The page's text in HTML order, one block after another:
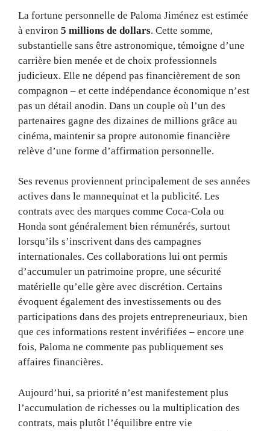
La fortune personnelle de Paloma Jiménez est estimée
à environ 5 millions de dollars. Cette somme,
substantielle sans être astronomique, témoigne d’une
carrière bien menée et de choix professionnels
judicieux. Elle ne dépend pas financièrement de son
compagnon – et cette indépendance économique n’est
pas un détail anodin. Dans un couple où l’un des
partenaires gagne des dizaines de millions grâce au
cinéma, maintenir sa propre autonomie financière
relève d’une forme d’affirmation personnelle.
Ses revenus proviennent principalement de ses années
actives dans le mannequinat et la publicité. Les
contrats avec des marques comme Coca-Cola ou
Honda sont généralement bien rémunérés, surtout
lorsqu’ils s’inscrivent dans des campagnes
internationales. Ces collaborations lui ont permis
d’accumuler un patrimoine propre, une sécurité
matérielle qu’elle gère avec discrétion. Certains
évoquent également des investissements ou des
participations dans des projets entrepreneuriaux, bien
que ces informations restent invérifiées – encore une
fois, Paloma ne commente pas publiquement ses
affaires financières.
Aujourd’hui, sa priorité n’est manifestement plus
l’accumulation de richesses ou la multiplication des
contrats, mais plutôt l’équilibre entre vie